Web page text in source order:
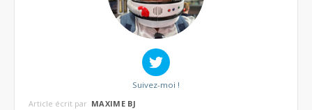
Suivez-moi !
Article écrit par MAXIME BJ